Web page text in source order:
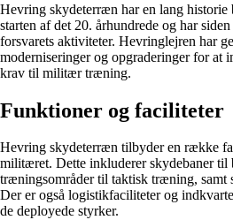
Hevring skydeterræn har en lang historie
starten af det 20. århundrede og har
forsvarets aktiviteter. Hevringlejren har
moderniseringer og opgraderinger for at
krav til militær træning.
Funktioner og faciliteter
Hevring skydeterræn tilbyder en række
militæret. Dette inkluderer skydebaner til
træningsområder til taktisk træning,
Der er også logistikfaciliteter og
de deployede styrker.